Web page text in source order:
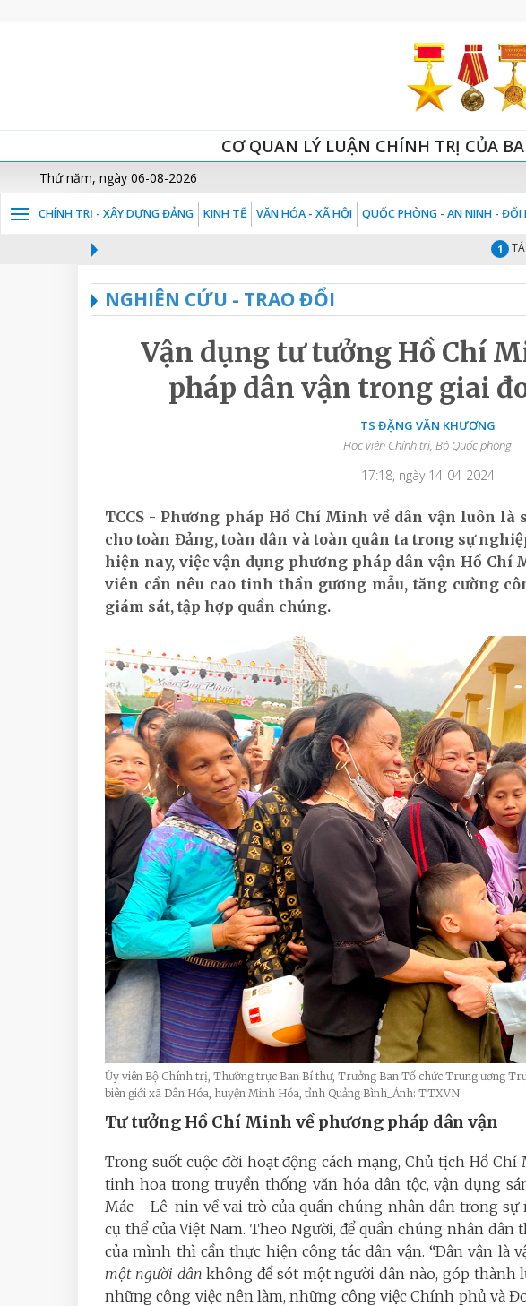
CƠ QUAN LÝ LUẬN CHÍNH TRỊ CỦA
Thứ năm, ngày 06-08-2026
CHÍNH TRỊ - XÂY DỰNG ĐẢNG KINH TẾ VĂN HÓA - XÃ HỘI QUỐC PHÒNG - AN NINH - ĐỐI
TÁC
NGHIÊN CỨU - TRAO ĐỔI
Vận dụng tư tưởng Hồ Chí
pháp dân vận trong giai
TS ĐẶNG VĂN KHƯƠNG
Học viện Chính trị, Bộ Quốc phòng
17:18, ngày 14-04-2024
TCCS - Phương pháp Hồ Chí Minh về dân vận luôn là
cho toàn Đảng, toàn dân và toàn quân ta trong sự
hiện nay, việc vận dụng phương pháp dân vận Hồ Chí
viên cần nêu cao tinh thần gương mẫu, tăng cường
giám sát, tập hợp quần chúng.
Ủy viên Bộ Chính trị, Thường trực Ban Bí thư, Trưởng Ban Tổ chức Trung ương
biên giới xã Dân Hóa, huyện Minh Hóa, tỉnh Quảng Bình_Ảnh: TTXVN
Tư tưởng Hồ Chí Minh về phương pháp dân vận
Trong suốt cuộc đời hoạt động cách mạng, Chủ tịch Hồ
tinh hoa trong truyền thống văn hóa dân tộc, vận dụng
Mác - Lê-nin về vai trò của quần chúng nhân dân trong sự
cụ thể của Việt Nam. Theo Người, để quần chúng nhân dân
của mình thì cần thực hiện công tác dân vận. “Dân vận là
một người dân không để sót một người dân nào, góp thành
những công việc nên làm, những công việc Chính phủ và